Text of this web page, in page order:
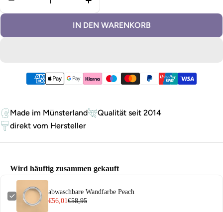
Menge für abwaschbare Wandfarbe Peach
Menge für abwaschbare
IN DEN WARENKORB
Zahlungsmethoden
Made im Münsterland
Qualität seit 2014
direkt vom Hersteller
Wird häuftig zusammen gekauft
abwaschbare Wandfarbe Peach
€56,01€58,95